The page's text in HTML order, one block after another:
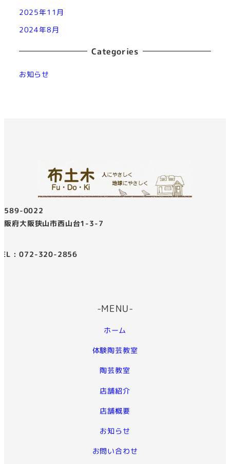
2025年11月
2024年8月
Categories
お知らせ
589-0022
阪府大阪狭山市西山台1-3-7
: 072-320-2856
-MENU-
ホーム
体験陶芸教室
陶芸教室
店舗紹介
店舗概要
お知らせ
お問い合わせ